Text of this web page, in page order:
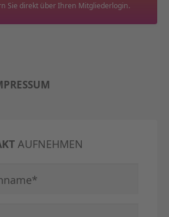
Sie direkt über Ihren Mitgliederlogin.
AUFNEHMEN
*